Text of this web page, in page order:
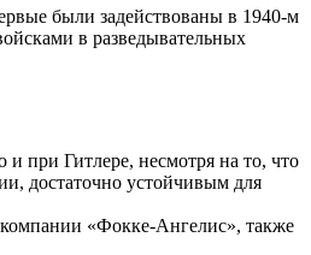
были задействованы в 1940-м
в разведывательных
при Гитлере, несмотря на то, что
достаточно устойчивым для
«Фокке-Ангелис», также